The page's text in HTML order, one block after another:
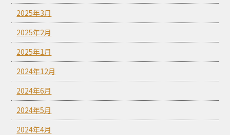
2025年3月
2025年2月
2025年1月
2024年12月
2024年6月
2024年5月
2024年4月